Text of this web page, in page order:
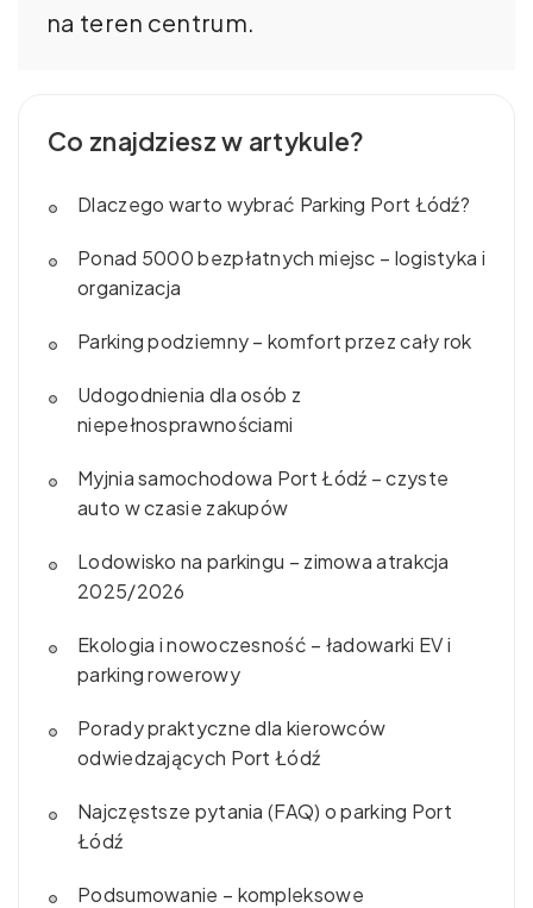
na teren centrum.
Co znajdziesz w artykule?
Dlaczego warto wybrać Parking Port Łódź?
Ponad 5000 bezpłatnych miejsc – logistyka i
organizacja
Parking podziemny – komfort przez cały rok
Udogodnienia dla osób z
niepełnosprawnościami
Myjnia samochodowa Port Łódź – czyste
auto w czasie zakupów
Lodowisko na parkingu – zimowa atrakcja
2025/2026
Ekologia i nowoczesność – ładowarki EV i
parking rowerowy
Porady praktyczne dla kierowców
odwiedzających Port Łódź
Najczęstsze pytania (FAQ) o parking Port
Łódź
Podsumowanie – kompleksowe